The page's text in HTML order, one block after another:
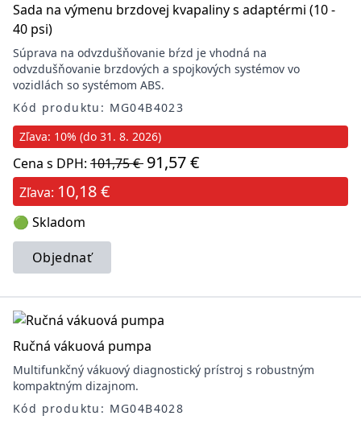
Sada na výmenu brzdovej kvapaliny s adaptérmi (10 -
40 psi)
Súprava na odvzdušňovanie bŕzd je vhodná na
odvzdušňovanie brzdových a spojkových systémov vo
vozidlách so systémom ABS.
Kód produktu: MG04B4023
Zľava: 10% (do 31. 8. 2026)
Cena s DPH: 101,75 € 91,57 €
Zľava: 10,18 €
🟢 Skladom
Objednať
Ručná vákuová pumpa
Multifunkčný vákuový diagnostický prístroj s robustným
kompaktným dizajnom.
Kód produktu: MG04B4028